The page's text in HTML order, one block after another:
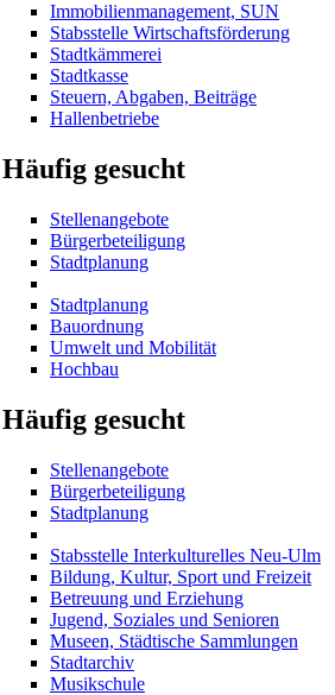
Immobilienmanagement, SUN
Stabsstelle Wirtschaftsförderung
Stadtkämmerei
Stadtkasse
Steuern, Abgaben, Beiträge
Hallenbetriebe
Häufig gesucht
Stellenangebote
Bürgerbeteiligung
Stadtplanung
Stadtplanung
Bauordnung
Umwelt und Mobilität
Hochbau
Häufig gesucht
Stellenangebote
Bürgerbeteiligung
Stadtplanung
Stabsstelle Interkulturelles Neu-Ulm
Bildung, Kultur, Sport und Freizeit
Betreuung und Erziehung
Jugend, Soziales und Senioren
Museen, Städtische Sammlungen
Stadtarchiv
Musikschule